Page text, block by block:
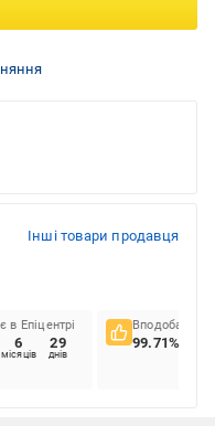
Інші товари продавця
в Епіцентрі
6
місяців
29
днів
Вподобання
99.71%